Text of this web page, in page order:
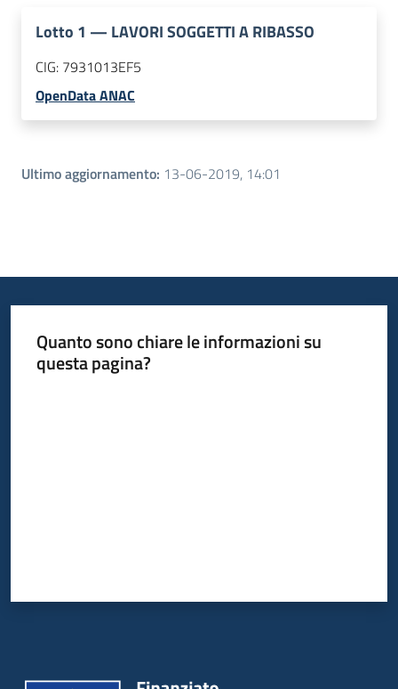
Lotto 1 — LAVORI SOGGETTI A RIBASSO
CIG: 7931013EF5
OpenData ANAC
Ultimo aggiornamento: 13-06-2019, 14:01
Quanto sono chiare le informazioni su
questa pagina?